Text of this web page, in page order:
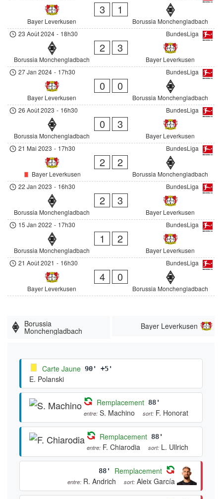
Bayer Leverkusen
3 1
Borussia Monchengladbach
BundesLiga
23 Août 2024 - 18h30
Borussia Monchengladbach
2 3
Bayer Leverkusen
BundesLiga
27 Jan 2024 - 17h30
Bayer Leverkusen
0 0
Borussia Monchengladbach
BundesLiga
26 Août 2023 - 16h30
Borussia Monchengladbach
0 3
Bayer Leverkusen
BundesLiga
21 Mai 2023 - 17h30
Bayer Leverkusen
2 2
Borussia Monchengladbach
BundesLiga
22 Jan 2023 - 16h30
Borussia Monchengladbach
2 3
Bayer Leverkusen
BundesLiga
15 Jan 2022 - 17h30
Borussia Monchengladbach
1 2
Bayer Leverkusen
BundesLiga
21 Août 2021 - 16h30
Bayer Leverkusen
4 0
Borussia Monchengladbach
Borussia
Monchengladbach Bayer Leverkusen
Carte Jaune 90' +5'
E. Polanski
Remplacement 88'
entre: S. Machino sort: F. Honorat
Remplacement 88'
entre: F. Chiarodia sort: L. Ullrich
88' Remplacement
entre: R. Andrich sort: Aleix García